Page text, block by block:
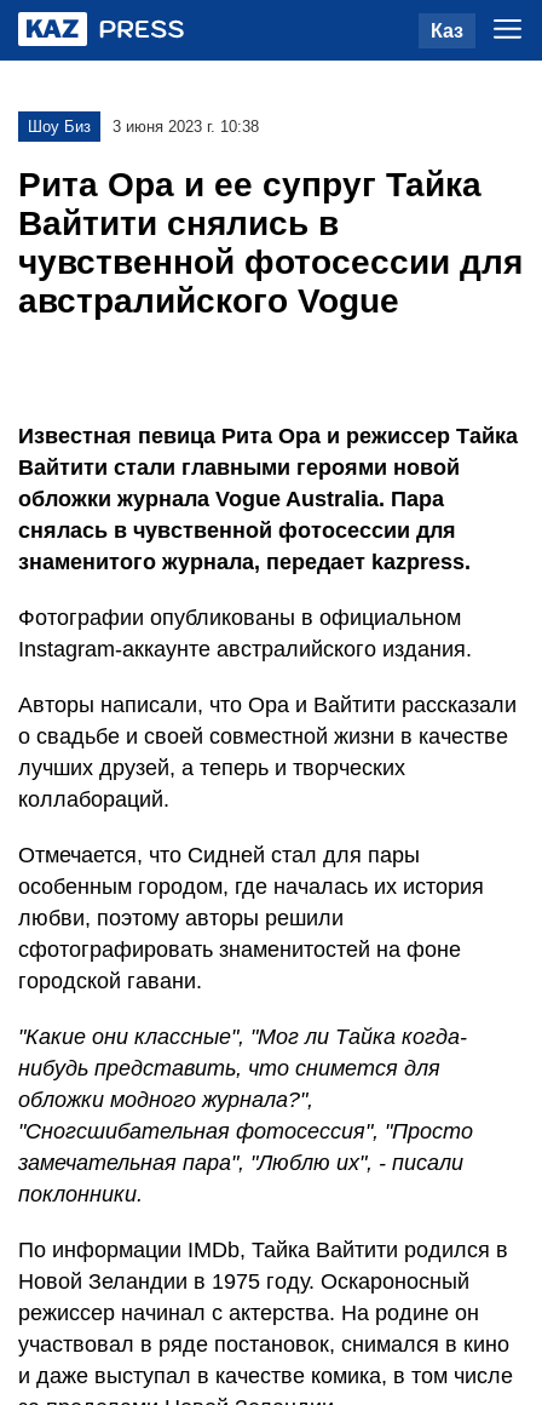
Каз
Шоу Биз 3 июня 2023 г. 10:38
Рита Ора и ее супруг Тайка
Вайтити снялись в
чувственной фотосессии для
австралийского Vogue
Известная певица Рита Ора и режиссер Тайка
Вайтити стали главными героями новой
обложки журнала Vogue Australia. Пара
снялась в чувственной фотосессии для
знаменитого журнала, передает kazpress.
Фотографии опубликованы в официальном
Instagram-аккаунте австралийского издания.
Авторы написали, что Ора и Вайтити рассказали
о свадьбе и своей совместной жизни в качестве
лучших друзей, а теперь и творческих
коллабораций.
Отмечается, что Сидней стал для пары
особенным городом, где началась их история
любви, поэтому авторы решили
сфотографировать знаменитостей на фоне
городской гавани.
"Какие они классные", "Мог ли Тайка когда-
нибудь представить, что снимется для
обложки модного журнала?",
"Сногсшибательная фотосессия", "Просто
замечательная пара", "Люблю их", - писали
поклонники.
По информации IMDb, Тайка Вайтити родился в
Новой Зеландии в 1975 году. Оскароносный
режиссер начинал с актерства. На родине он
участвовал в ряде постановок, снимался в кино
и даже выступал в качестве комика, в том числе